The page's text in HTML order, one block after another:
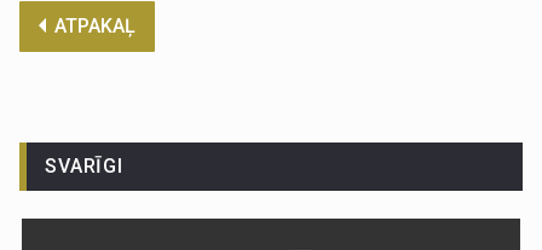
ATPAKAĻ
SVARĪGI